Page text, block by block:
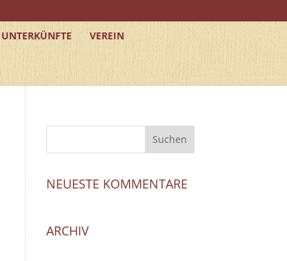
UNTERKÜNFTE
VEREIN
NEUESTE KOMMENTARE
ARCHIV